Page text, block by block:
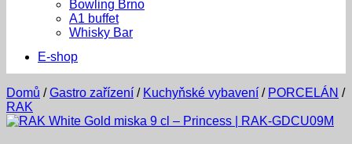
Bowling Brno
A1 buffet
Whisky Bar
E-shop
Domů / Gastro zařízení / Kuchyňské vybavení / PORCELÁN /
RAK